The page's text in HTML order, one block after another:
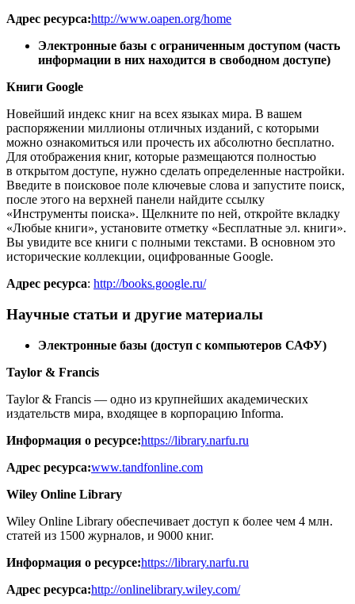
Адрес ресурса:http://www.oapen.org/home
Электронные базы с ограниченным доступом (часть
информации в них находится в свободном доступе)
Книги Google
Новейший индекс книг на всех языках мира. В вашем
распоряжении миллионы отличных изданий, с которыми
можно ознакомиться или прочесть их абсолютно бесплатно.
Для отображения книг, которые размещаются полностью
в открытом доступе, нужно сделать определенные настройки.
Введите в поисковое поле ключевые слова и запустите поиск,
после этого на верхней панели найдите ссылку
«Инструменты поиска». Щелкните по ней, откройте вкладку
«Любые книги», установите отметку «Бесплатные эл. книги».
Вы увидите все книги с полными текстами. В основном это
исторические коллекции, оцифрованные Google.
Адрес ресурса: http://books.google.ru/
Научные статьи и другие материалы
Электронные базы (доступ с компьютеров САФУ)
Taylor & Francis
Taylor & Francis — одно из крупнейших академических
издательств мира, входящее в корпорацию Informa.
Информация о ресурсе:https://library.narfu.ru
Адрес ресурса:www.tandfonline.com
Wiley Online Library
Wiley Online Library обеспечивает доступ к более чем 4 млн.
статей из 1500 журналов, и 9000 книг.
Информация о ресурсе:https://library.narfu.ru
Адрес ресурса:http://onlinelibrary.wiley.com/